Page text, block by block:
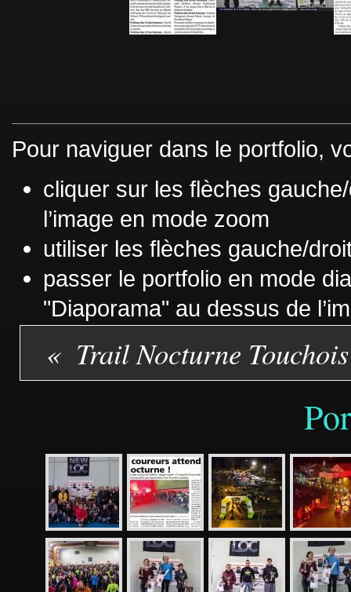
Pour naviguer dans le portfolio,
cliquer sur les flèches
l’image en mode zoom
utiliser les flèches gauche/
passer le portfolio en mode
"Diaporama" au dessus de
Trail Nocturne